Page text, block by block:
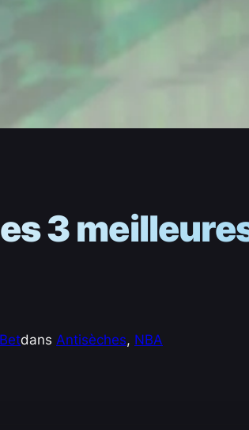
3
dans Antisèches, NBA